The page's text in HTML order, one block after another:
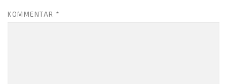
KOMMENTAR *